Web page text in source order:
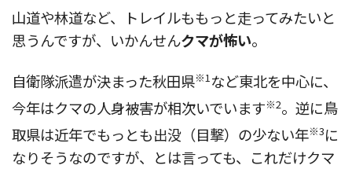
山道や林道など、トレイルももっと走ってみたいと
思うんですが、いかんせんクマが怖い。
自衛隊派遣が決まった秋田県※1など東北を中心に、
今年はクマの人身被害が相次いでいます※2。逆に鳥
取県は近年でもっとも出没（目撃）の少ない年※3に
なりそうなのですが、とは言っても、これだけクマ